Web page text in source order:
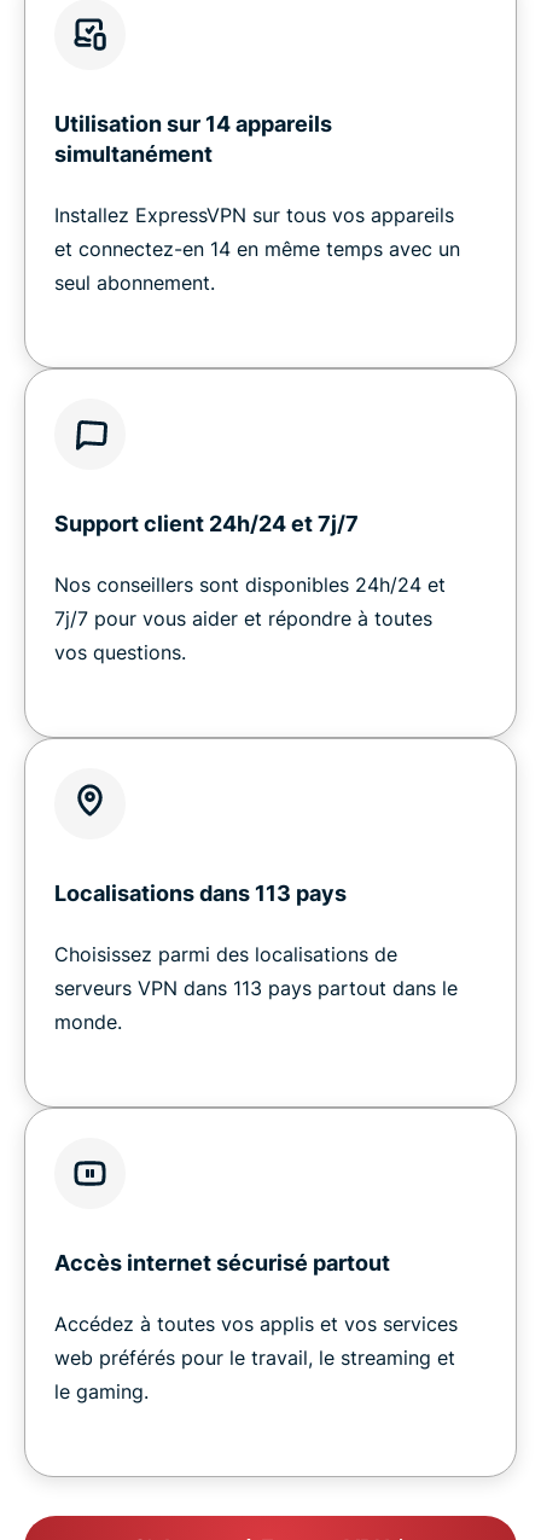
Utilisation sur 14 appareils
simultanément
Installez ExpressVPN sur tous vos appareils
et connectez-en 14 en même temps avec un
seul abonnement.
Support client 24h/24 et 7j/7
Nos conseillers sont disponibles 24h/24 et
7j/7 pour vous aider et répondre à toutes
vos questions.
Localisations dans 113 pays
Choisissez parmi des localisations de
serveurs VPN dans 113 pays partout dans le
monde.
Accès internet sécurisé partout
Accédez à toutes vos applis et vos services
web préférés pour le travail, le streaming et
le gaming.